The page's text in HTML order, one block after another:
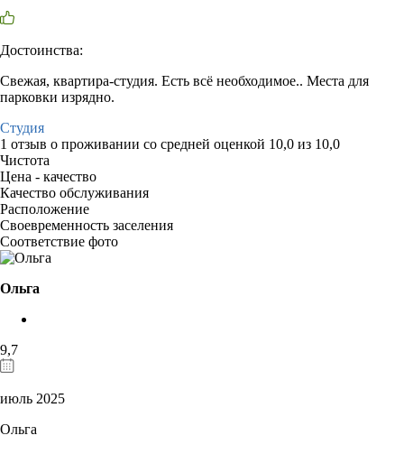
Достоинства:
Свежая, квартира-студия. Есть всё необходимое.. Места для
парковки изрядно.
Студия
1 отзыв о проживании со средней оценкой 10,0 из 10,0
Чистота
Цена - качество
Качество обслуживания
Расположение
Своевременность заселения
Соответствие фото
Ольга
9,7
июль 2025
Ольга